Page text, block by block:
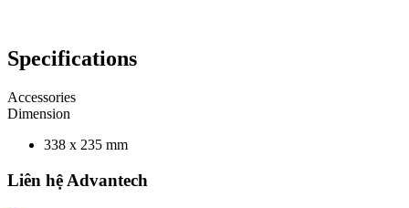
Specifications
Accessories
Dimension
338 x 235 mm
Liên hệ Advantech